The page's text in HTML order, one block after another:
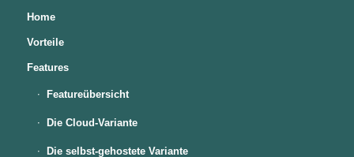
Home
Vorteile
Features
Featureübersicht
Die Cloud-Variante
Die selbst-gehostete Variante